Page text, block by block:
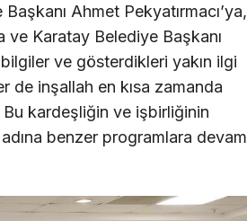
Ahmet Pekyatırmacı’ya,
ve Karatay Belediye Başkanı
ve gösterdikleri yakın ilgi
de inşallah en kısa zamanda
kardeşliğin ve işbirliğinin
benzer programlara devam